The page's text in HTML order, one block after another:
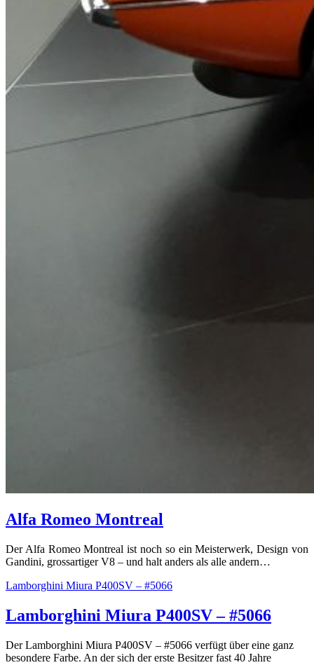
Alfa Romeo Montreal
Der Alfa Romeo Montreal ist noch so ein Meisterwerk, Design von
Gandini, grossartiger V8 – und halt anders als alle andern…
Lamborghini Miura P400SV – #5066
Lamborghini Miura P400SV – #5066
Der Lamborghini Miura P400SV – #5066 verfügt über eine ganz
besondere Farbe. An der sich der erste Besitzer fast 40 Jahre